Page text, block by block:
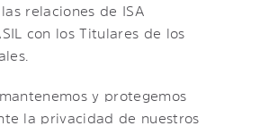
relaciones de ISA
con los Titulares de los
y protegemos
la privacidad de nuestros